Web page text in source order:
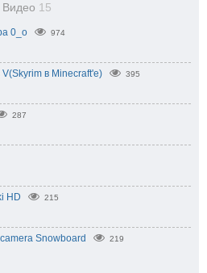
Видео 15
0_о 974
в Minecraft'е) 395
287
HD 215
Snowboard 219